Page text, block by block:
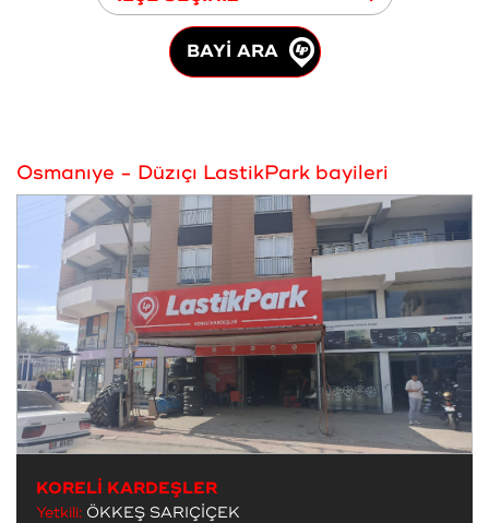
BAYİ ARA
Osmanıye - Düzıçı LastikPark bayileri
KORELİ KARDEŞLER
Yetkili: ÖKKEŞ SARIÇİÇEK